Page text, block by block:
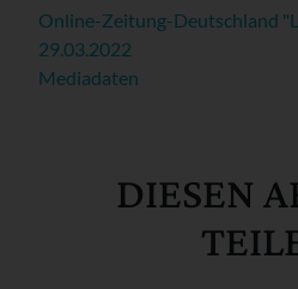
Online-Zeitung-Deutschland
29.03.2022
Mediadaten
DIESEN